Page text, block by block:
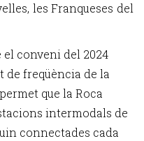
les Franqueses del
conveni del 2024
de freqüència de la
que la Roca
intermodals de
connectades cada